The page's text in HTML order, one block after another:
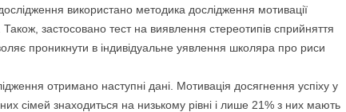
використано методика дослiдження мотивацiї
застосовано тест на виявлення стереотипiв сприйняття
проникнути в iндивiдуальне уявлення школяра про риси
отримано наступнi данi. Мотивацiя досягнення успiху у
сiмей знаходиться на низькому рiвнi i лише 21% з них мають